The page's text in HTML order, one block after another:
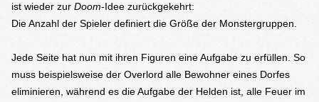
ist wieder zur Doom-Idee zurückgekehrt:
Die Anzahl der Spieler definiert die Größe der Monstergruppen.
Jede Seite hat nun mit ihren Figuren eine Aufgabe zu erfüllen. So
muss beispielsweise der Overlord alle Bewohner eines Dorfes
eliminieren, während es die Aufgabe der Helden ist, alle Feuer im